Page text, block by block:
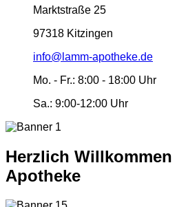
Marktstraße 25
97318 Kitzingen
info@lamm-apotheke.de
Mo. - Fr.: 8:00 - 18:00 Uhr
Sa.: 9:00-12:00 Uhr
Herzlich
Apotheke